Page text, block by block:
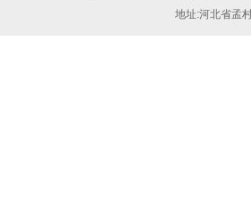
地址:河北省孟